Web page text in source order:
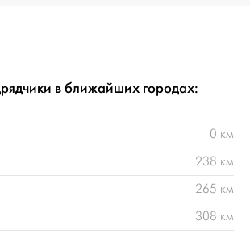
в ближайших городах:
0 км
238 км
265 км
308 км